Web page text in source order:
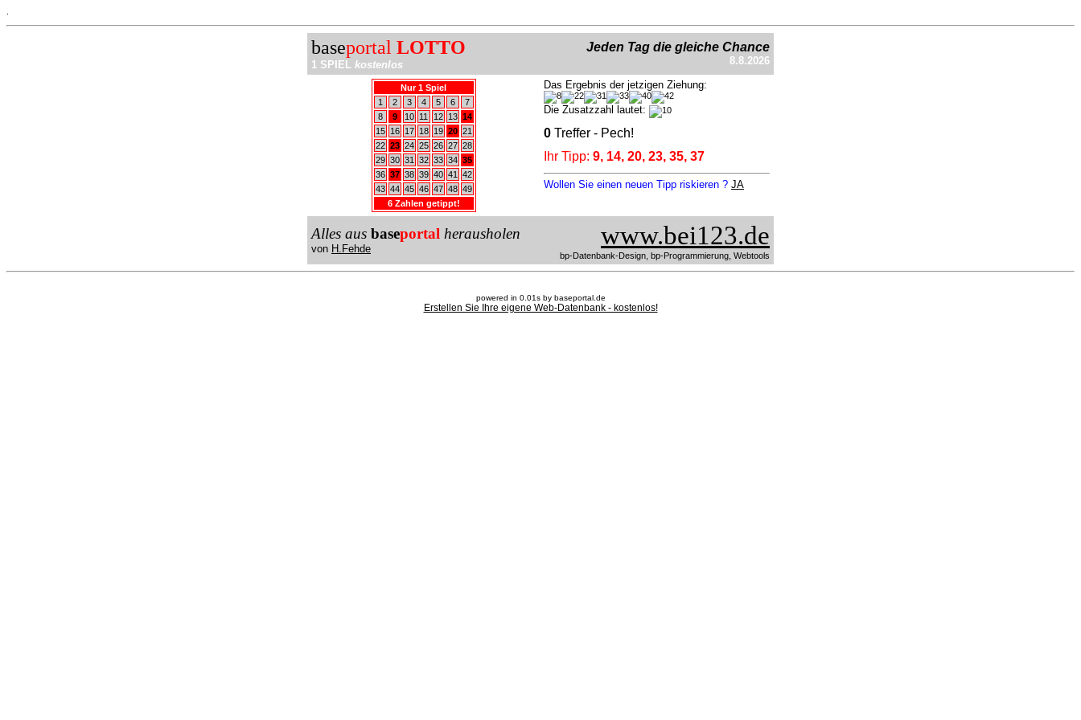
baseportal LOTTO
1 SPIEL kostenlos
Jeden Tag die gleiche Chance
8.8.2026
Nur 1 Spiel
1
2 3 4 5 6
7
8
9 10 11 12 13 14
15
16 17 18 19 20 21
22 23 24 25 26 27 28
29 30 31 32 33 34 35
36 37 38 39 40 41
42
43 44 45 46 47 48 49
6 Zahlen getippt!
Das Ergebnis der jetzigen Ziehung:
Die Zusatzzahl lautet:
0 Treffer - Pech!
Ihr Tipp: 9, 14, 20, 23, 35, 37
Wollen Sie einen neuen Tipp riskieren ? JA
Alles aus baseportal herausholen
von H.Fehde www.bei123.de
bp-Datenbank-Design, bp-Programmierung, Webtools
powered in 0.01s by baseportal.de
Erstellen Sie Ihre eigene Web-Datenbank - kostenlos!